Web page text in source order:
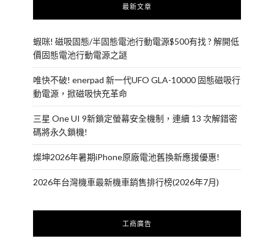
最新文章
蝦咪! 磁吸固態/半固態電池行動電源$500有找 ? 解開低
價固態電池行動電源之謎
唯快不破! enerpad 新一代UFO GLA-10000 固態磁吸行
動電源，掀磁吸快充革命
三星 One UI 9新鎖定螢幕安全機制，連續 13 次解錯密
碼將永久鎖機!
燦坤2026年暑期iPhone原廠電池舊換新應援優惠!
2026年台灣機車最新機車銷售排行榜(2026年7月)
工商廣告